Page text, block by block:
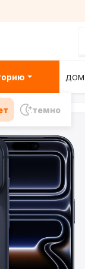
ДОМ
темно